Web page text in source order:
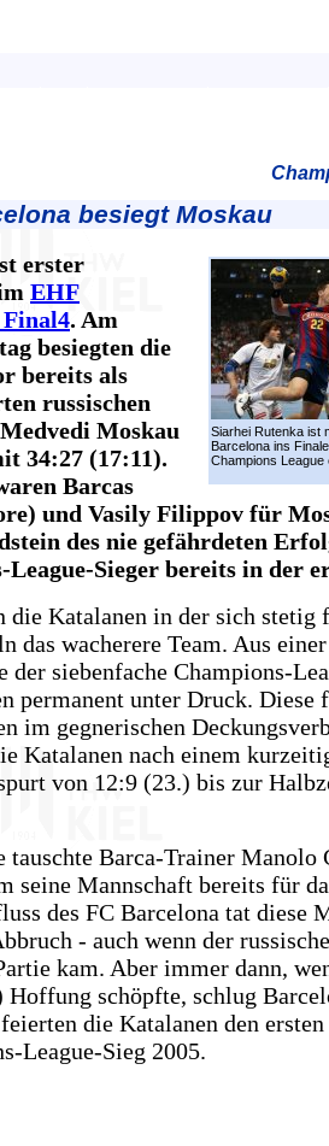
besiegt Moskau
Siarhei Rutenka ist
Barcelona ins
Champions League
erster
EHF
Final4. Am
besiegten die
bereits als
russischen
Moskau
34:27 (17:11).
Barcas
und Vasily Filippov für
des nie gefährdeten
Sieger bereits in der
die Katalanen in der sich stetig
das wacherere Team. Aus
der siebenfache Champions-
permanent unter Druck. Diese
im gegnerischen
Katalanen nach einem
von 12:9 (23.) bis zur
Barca-Trainer Manolo
seine Mannschaft bereits für
des FC Barcelona tat diese
- auch wenn der
kam. Aber immer dann,
schöpfte, schlug
die Katalanen den
League-Sieg 2005.